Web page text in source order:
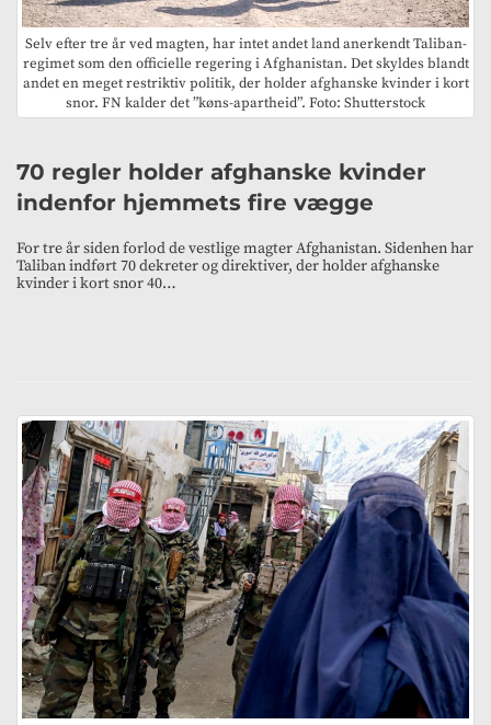
Selv efter tre år ved magten, har intet andet land anerkendt Taliban-
regimet som den officielle regering i Afghanistan. Det skyldes blandt
andet en meget restriktiv politik, der holder afghanske kvinder i kort
snor. FN kalder det ”køns-apartheid”. Foto: Shutterstock
70 regler holder afghanske kvinder
indenfor hjemmets fire vægge
For tre år siden forlod de vestlige magter Afghanistan. Sidenhen har
Taliban indført 70 dekreter og direktiver, der holder afghanske
kvinder i kort snor 40…